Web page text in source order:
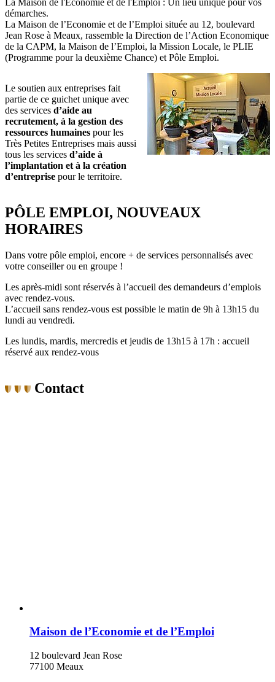
démarches.
La Maison de l’Economie et de l’Emploi située au 12, boulevard
Jean Rose à Meaux, rassemble la Direction de l’Action Economique
de la CAPM, la Maison de l’Emploi, la Mission Locale, le PLIE
(Programme pour la deuxième Chance) et Pôle Emploi.
Le soutien aux entreprises fait
partie de ce guichet unique avec
des services d’aide au
recrutement, à la gestion des
ressources humaines pour les
Très Petites Entreprises mais aussi
tous les services d’aide à
l’implantation et à la création
d’entreprise pour le territoire.
PÔLE EMPLOI, NOUVEAUX
HORAIRES
Dans votre pôle emploi, encore + de services personnalisés avec
votre conseiller ou en groupe !
Les après-midi sont réservés à l’accueil des demandeurs d’emplois
avec rendez-vous.
L’accueil sans rendez-vous est possible le matin de 9h à 13h15 du
lundi au vendredi.
Les lundis, mardis, mercredis et jeudis de 13h15 à 17h : accueil
réservé aux rendez-vous
Contact
Maison de l’Economie et de l’Emploi
12 boulevard Jean Rose
77100 Meaux